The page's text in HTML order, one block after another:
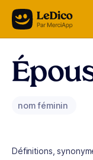
Aller au contenu
nom féminin
Définitions,